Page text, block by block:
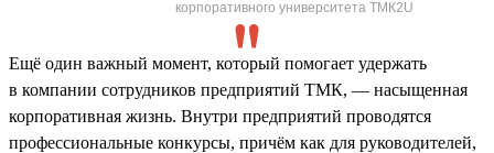
корпоративного университета ТМК2U
Ещё один важный момент, который помогает удержать
в компании сотрудников предприятий ТМК, — насыщенная
корпоративная жизнь. Внутри предприятий проводятся
профессиональные конкурсы, причём как для руководителей,